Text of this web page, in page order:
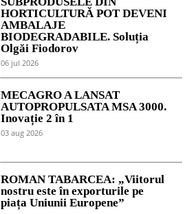
HORTICULTURĂ POT DEVENI
AMBALAJE
BIODEGRADABILE. Soluția
Olgăi Fiodorov
06 jul 2026
MECAGRO A LANSAT
AUTOPROPULSATA MSA 3000.
Inovație 2 în 1
03 aug 2026
ROMAN TABARCEA: „Viitorul
nostru este în exporturile pe
piața Uniunii Europene”